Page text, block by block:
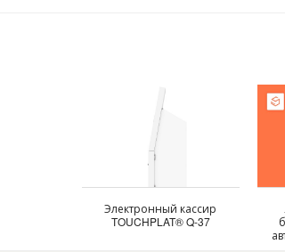
Электронный кассир
TOUCHPLAT® Q-37